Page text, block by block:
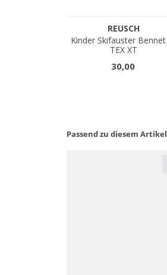
Passend zu diesem Artikel